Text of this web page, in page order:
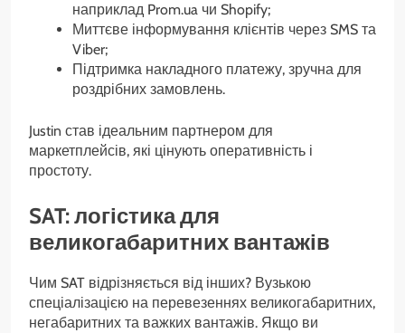
наприклад Prom.ua чи Shopify;
Миттєве інформування клієнтів через SMS та
Viber;
Підтримка накладного платежу, зручна для
роздрібних замовлень.
Justin став ідеальним партнером для
маркетплейсів, які цінують оперативність і
простоту.
SAT: логістика для
великогабаритних вантажів
Чим SAT відрізняється від інших? Вузькою
спеціалізацією на перевезеннях великогабаритних,
негабаритних та важких вантажів. Якщо ви